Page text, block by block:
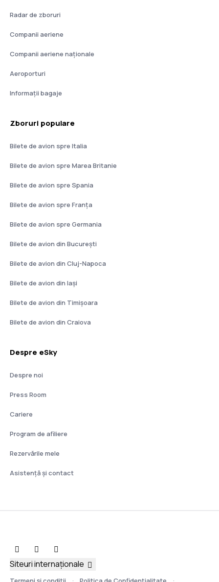
Radar de zboruri
Companii aeriene
Companii aeriene naţionale
Aeroporturi
Informații bagaje
Zboruri populare
Bilete de avion spre Italia
Bilete de avion spre Marea Britanie
Bilete de avion spre Spania
Bilete de avion spre Franţa
Bilete de avion spre Germania
Bilete de avion din București
Bilete de avion din Cluj-Napoca
Bilete de avion din Iași
Bilete de avion din Timișoara
Bilete de avion din Craiova
Despre eSky
Despre noi
Press Room
Cariere
Program de afiliere
Rezervările mele
Asistenţă şi contact
Siteuri internaționale